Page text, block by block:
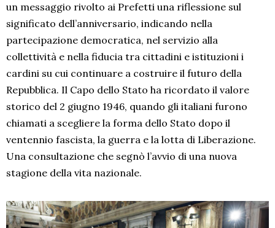
un messaggio rivolto ai Prefetti una riflessione sul
significato dell’anniversario, indicando nella
partecipazione democratica, nel servizio alla
collettività e nella fiducia tra cittadini e istituzioni i
cardini su cui continuare a costruire il futuro della
Repubblica. Il Capo dello Stato ha ricordato il valore
storico del 2 giugno 1946, quando gli italiani furono
chiamati a scegliere la forma dello Stato dopo il
ventennio fascista, la guerra e la lotta di Liberazione.
Una consultazione che segnò l’avvio di una nuova
stagione della vita nazionale.